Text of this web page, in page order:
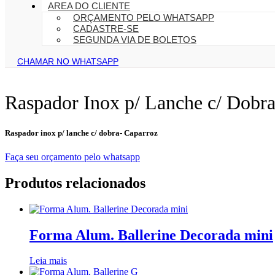
AREA DO CLIENTE
ORÇAMENTO PELO WHATSAPP
CADASTRE-SE
SEGUNDA VIA DE BOLETOS
CHAMAR NO WHATSAPP
Raspador Inox p/ Lanche c/ Dobra
Raspador inox p/ lanche c/ dobra- Caparroz
Faça seu orçamento pelo whatsapp
Produtos relacionados
Forma Alum. Ballerine Decorada mini
Leia mais